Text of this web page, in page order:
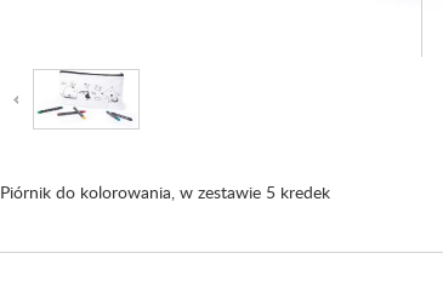
Piórnik do kolorowania, w zestawie 5 kredek